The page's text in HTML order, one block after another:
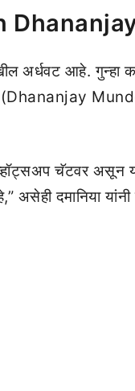
अर्धवट आहे. गुन्हा
व्हॉट्सअप चॅटवर असून
असेही दमानिया